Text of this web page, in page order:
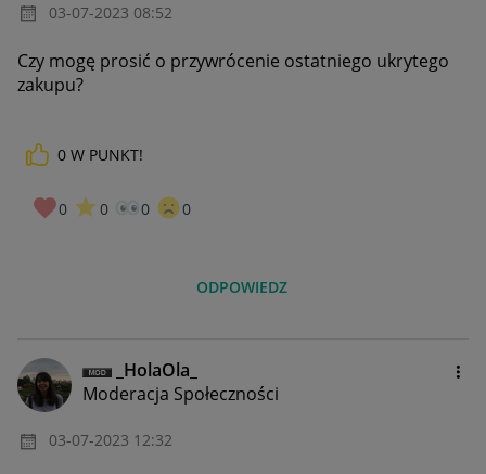
‎03-07-2023 08:52
Czy mogę prosić o przywrócenie ostatniego ukrytego
zakupu?
0 W PUNKT!
0 0 0 0
ODPOWIEDZ
_HolaOla_
Moderacja Społeczności
‎03-07-2023 12:32